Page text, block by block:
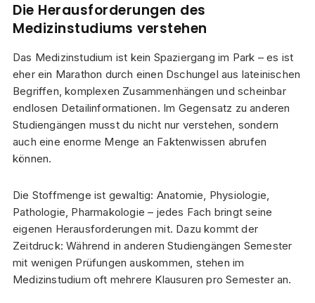
Die Herausforderungen des
Medizinstudiums verstehen
Das Medizinstudium ist kein Spaziergang im Park – es ist
eher ein Marathon durch einen Dschungel aus lateinischen
Begriffen, komplexen Zusammenhängen und scheinbar
endlosen Detailinformationen. Im Gegensatz zu anderen
Studiengängen musst du nicht nur verstehen, sondern
auch eine enorme Menge an Faktenwissen abrufen
können.
Die Stoffmenge ist gewaltig: Anatomie, Physiologie,
Pathologie, Pharmakologie – jedes Fach bringt seine
eigenen Herausforderungen mit. Dazu kommt der
Zeitdruck: Während in anderen Studiengängen Semester
mit wenigen Prüfungen auskommen, stehen im
Medizinstudium oft mehrere Klausuren pro Semester an.